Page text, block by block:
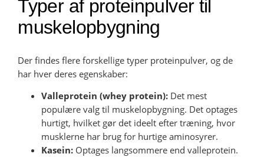
Typer af proteinpulver til
muskelopbygning
Der findes flere forskellige typer proteinpulver, og de
har hver deres egenskaber:
Valleprotein (whey protein): Det mest
populære valg til muskelopbygning. Det optages
hurtigt, hvilket gør det ideelt efter træning, hvor
musklerne har brug for hurtige aminosyrer.
Kasein: Optages langsommere end valleprotein.